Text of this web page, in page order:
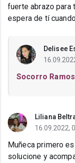
fuerte abrazo para
espera de tí
Delisee
Socorro
Liliana
16.09.2022,
Muñeca primero
solucione y